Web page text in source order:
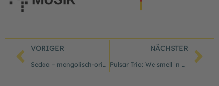
Zurück
VORIGER
Sedaa – mongolisch-orientalische Musik
NÄCHSTER
Pulsar Trio: We smell in Stereo